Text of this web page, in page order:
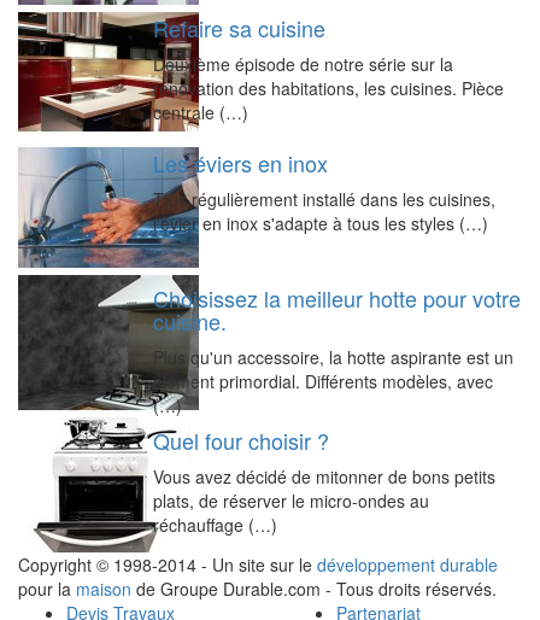
Refaire sa cuisine
Deuxième épisode de notre série sur la
rénovation des habitations, les cuisines. Pièce
centrale (…)
Les éviers en inox
Très régulièrement installé dans les cuisines,
l'évier en inox s'adapte à tous les styles (…)
Choisissez la meilleur hotte pour votre
cuisine.
Plus qu'un accessoire, la hotte aspirante est un
élément primordial. Différents modèles, avec
(…)
Quel four choisir ?
Vous avez décidé de mitonner de bons petits
plats, de réserver le micro-ondes au
réchauffage (…)
Copyright © 1998-2014 - Un site sur le développement durable
pour la maison de Groupe Durable.com - Tous droits réservés.
Devis Travaux
Partenariat